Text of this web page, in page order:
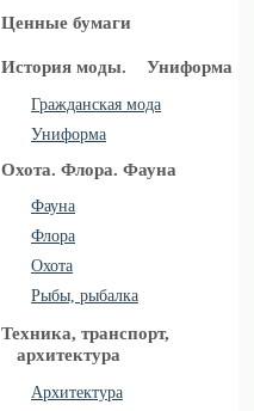
Ценные бумаги
История моды. Униформа
Гражданская мода
Униформа
Охота. Флора. Фауна
Фауна
Флора
Охота
Рыбы, рыбалка
Техника, транспорт,
архитектура
Архитектура